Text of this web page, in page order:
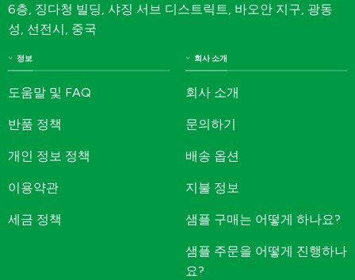
6층, 징다청 빌딩, 샤징 서브 디스트릭트, 바오안 지구, 광동
성, 선전시, 중국
정보
도움말 및 FAQ
반품 정책
개인 정보 정책
이용약관
세금 정책
회사 소개
회사 소개
문의하기
배송 옵션
지불 정보
샘플 구매는 어떻게 하나요?
샘플 주문을 어떻게 진행하나
요?